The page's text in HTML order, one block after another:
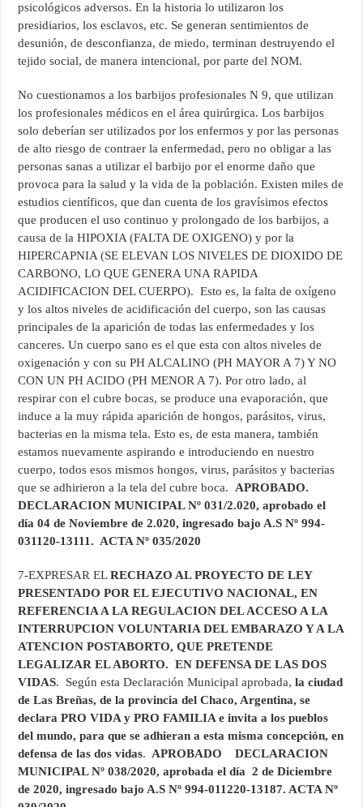
psicológicos adversos. En la historia lo utilizaron los
presidiarios, los esclavos, etc. Se generan sentimientos de
desunión, de desconfianza, de miedo, terminan destruyendo el
tejido social, de manera intencional, por parte del NOM.
No cuestionamos a los barbijos profesionales N 9, que utilizan
los profesionales médicos en el área quirúrgica. Los barbijos
solo deberían ser utilizados por los enfermos y por las personas
de alto riesgo de contraer la enfermedad, pero no obligar a las
personas sanas a utilizar el barbijo por el enorme daño que
provoca para la salud y la vida de la población. Existen miles de
estudios científicos, que dan cuenta de los gravísimos efectos
que producen el uso continuo y prolongado de los barbijos, a
causa de la HIPOXIA (FALTA DE OXIGENO) y por la
HIPERCAPNIA (SE ELEVAN LOS NIVELES DE DIOXIDO DE
CARBONO, LO QUE GENERA UNA RAPIDA
ACIDIFICACION DEL CUERPO). Esto es, la falta de oxígeno
y los altos niveles de acidificación del cuerpo, son las causas
principales de la aparición de todas las enfermedades y los
canceres. Un cuerpo sano es el que esta con altos niveles de
oxigenación y con su PH ALCALINO (PH MAYOR A 7) Y NO
CON UN PH ACIDO (PH MENOR A 7). Por otro lado, al
respirar con el cubre bocas, se produce una evaporación, que
induce a la muy rápida aparición de hongos, parásitos, virus,
bacterias en la misma tela. Esto es, de esta manera, también
estamos nuevamente aspirando e introduciendo en nuestro
cuerpo, todos esos mismos hongos, virus, parásitos y bacterias
que se adhirieron a la tela del cubre boca.APROBADO.
DECLARACION MUNICIPAL Nº 031/2.020, aprobado el
día 04 de Noviembre de 2.020, ingresado bajo A.S Nº 994-
031120-13111. ACTA Nº 035/2020
7-EXPRESAR ELRECHAZO AL PROYECTO DE LEY
PRESENTADO POR EL EJECUTIVO NACIONAL, EN
REFERENCIA A LA REGULACION DEL ACCESO A LA
INTERRUPCION VOLUNTARIA DEL EMBARAZO Y A LA
ATENCION POSTABORTO, QUE PRETENDE
LEGALIZAR EL ABORTO. EN DEFENSA DE LAS DOS
VIDAS. Según esta Declaración Municipal aprobada,la ciudad
de Las Breñas, de la provincia del Chaco, Argentina, se
declara PRO VIDA y PRO FAMILIA e invita a los pueblos
del mundo, para que se adhieran a esta misma concepción, en
defensa de las dos vidas. APROBADO DECLARACION
MUNICIPAL Nº 038/2020, aprobada el día 2 de Diciembre
de 2020, ingresado bajo A.S Nº 994-011220-13187. ACTA Nº